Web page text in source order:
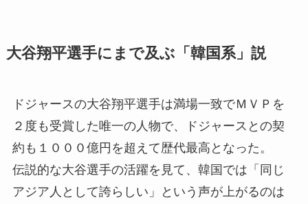
大谷翔平選手にまで及ぶ「韓国系」説
ドジャースの大谷翔平選手は満場一致でＭＶＰを
２度も受賞した唯一の人物で、ドジャースとの契
約も１０００億円を超えて歴代最高となった。
伝説的な大谷選手の活躍を見て、韓国では「同じ
アジア人として誇らしい」という声が上がるのは